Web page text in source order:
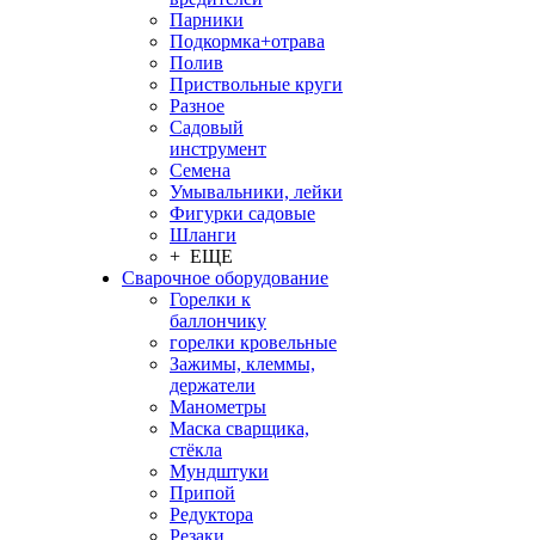
Парники
Подкормка+отрава
Полив
Приствольные круги
Разное
Садовый
инструмент
Семена
Умывальники, лейки
Фигурки садовые
Шланги
+ ЕЩЕ
Сварочное оборудование
Горелки к
баллончику
горелки кровельные
Зажимы, клеммы,
держатели
Манометры
Маска сварщика,
стёкла
Мундштуки
Припой
Редуктора
Резаки